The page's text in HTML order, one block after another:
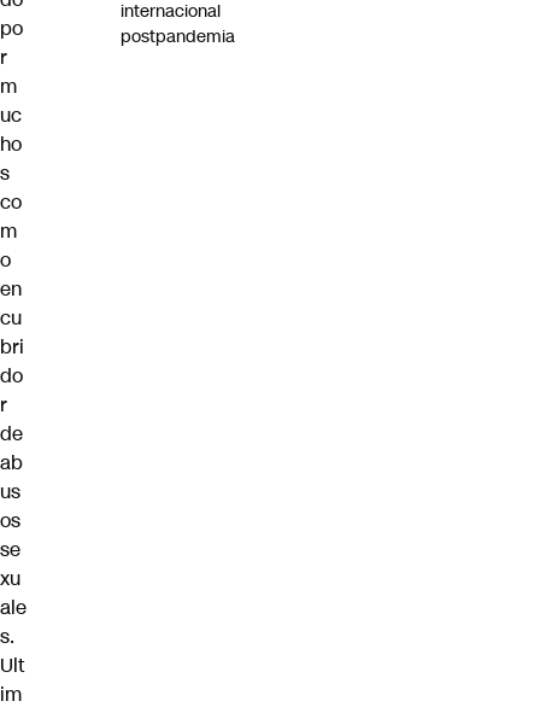
po
r
m
uc
ho
s
co
m
o
en
cu
bri
do
r
de
ab
us
os
se
xu
ale
s.
Ult
im
internacional
postpandemia